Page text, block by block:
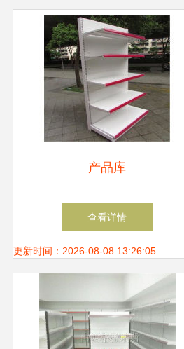
产品库
查看详情
更新时间：2026-08-08 13:26:05